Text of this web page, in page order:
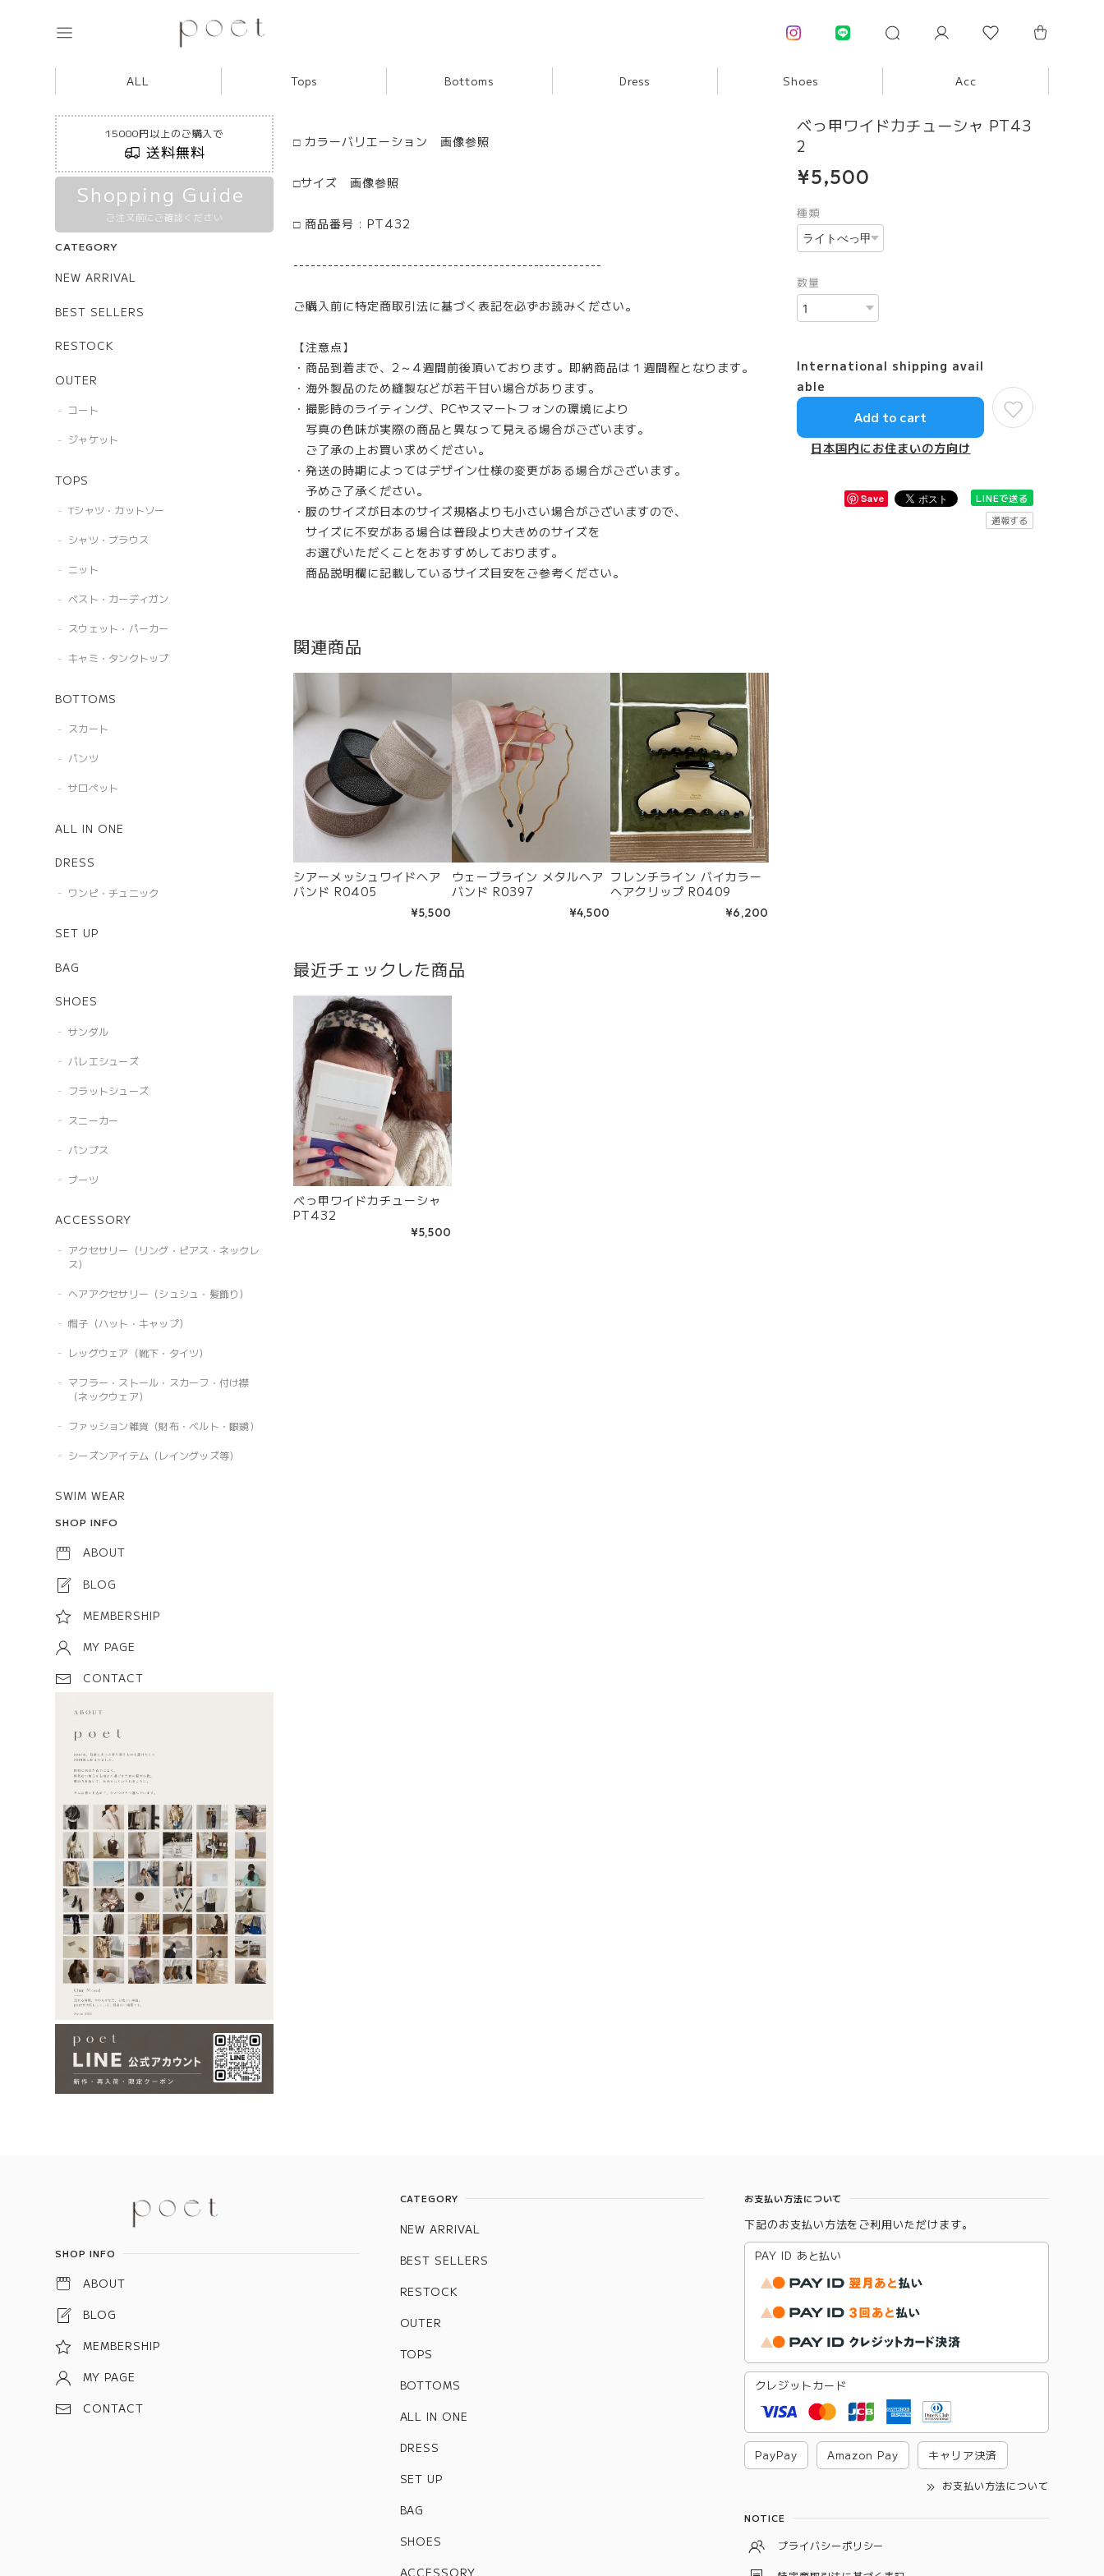
ALL Tops Bottoms Dress Shoes Acc
15000円以上のご購入で
送料無料
Shopping Guide
ご注文前にご確認ください
CATEGORY
NEW ARRIVAL
BEST SELLERS
RESTOCK
OUTER
コート
ジャケット
TOPS
Tシャツ・カットソー
シャツ・ブラウス
ニット
ベスト・カーディガン
スウェット・パーカー
キャミ・タンクトップ
BOTTOMS
スカート
パンツ
サロペット
ALL IN ONE
DRESS
ワンピ・チュニック
SET UP
BAG
SHOES
サンダル
バレエシューズ
フラットシューズ
スニーカー
パンプス
ブーツ
ACCESSORY
アクセサリー（リング・ピアス・ネックレ
ス）
ヘアアクセサリー（シュシュ・髪飾り）
帽子（ハット・キャップ）
レッグウェア（靴下・タイツ）
マフラー・ストール・スカーフ・付け襟
（ネックウェア）
ファッション雑貨（財布・ベルト・眼鏡）
シーズンアイテム（レイングッズ等）
SWIM WEAR
SHOP INFO
ABOUT
BLOG
MEMBERSHIP
MY PAGE
CONTACT
□ カラーバリエーション 画像参照
□サイズ 画像参照
□ 商品番号 : PT432
------------------------------------------------------
ご購入前に特定商取引法に基づく表記を必ずお読みください。
【注意点】
・商品到着まで、2～4週間前後頂いております。即納商品は１週間程となります。
・海外製品のため縫製などが若干甘い場合があります。
・撮影時のライティング、PCやスマートフォンの環境により
写真の色味が実際の商品と異なって見える場合がございます。
ご了承の上お買い求めください。
・発送の時期によってはデザイン仕様の変更がある場合がございます。
予めご了承ください。
・服のサイズが日本のサイズ規格よりも小さい場合がございますので、
サイズに不安がある場合は普段より大きめのサイズを
お選びいただくことをおすすめしております。
商品説明欄に記載しているサイズ目安をご参考ください。
べっ甲ワイドカチューシャ PT43
2
¥5,500
種類
数量
International shipping avail
able
Add to cart
日本国内にお住まいの方向け
Save
LINEで送る
通報する
関連商品
シアーメッシュワイドヘア
バンド R0405
¥5,500
ウェーブライン メタルヘア
バンド R0397
¥4,500
フレンチライン バイカラー
ヘアクリップ R0409
¥6,200
最近チェックした商品
べっ甲ワイドカチューシャ
PT432
¥5,500
Information
SHOP INFO
ABOUT
BLOG
MEMBERSHIP
MY PAGE
CONTACT
CATEGORY
NEW ARRIVAL
BEST SELLERS
RESTOCK
OUTER
TOPS
BOTTOMS
ALL IN ONE
DRESS
SET UP
BAG
SHOES
ACCESSORY
お支払い方法について
下記のお支払い方法をご利用いただけます。
PAY ID あと払い
クレジットカード
PayPay Amazon Pay キャリア決済
お支払い方法について
NOTICE
プライバシーポリシー